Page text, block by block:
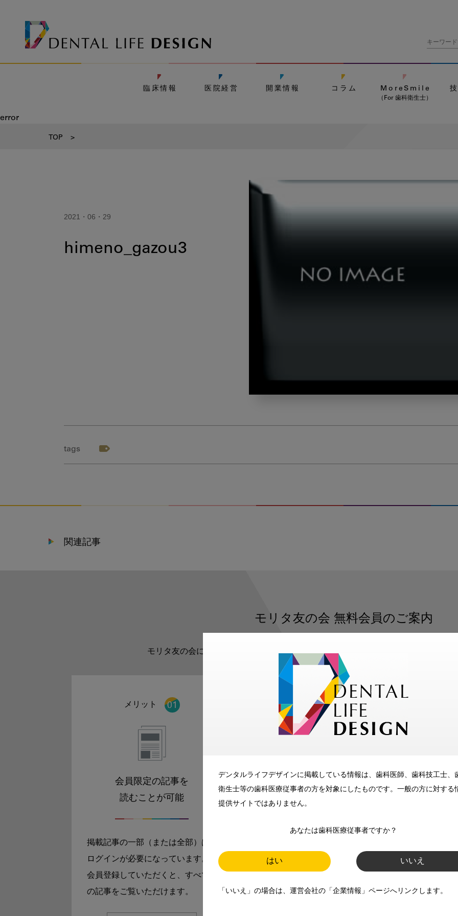
デンタルライフデザインに掲載している情報は、歯科医師、歯科技工士、
衛生士等の歯科医療従事者の方を対象にしたものです。一般の方に対する
提供サイトではありません。
あなたは歯科医療従事者ですか？
はい いいえ
「いいえ」の場合は、運営会社の「企業情報」ページへリンクします。
臨床情報 医院経営 開業情報 コラム MoreSmile
（For 歯科衛生士）
error
TOP >
2021・06・29
himeno_gazou3
tags
関連記事
モリタ友の会 無料会員のご案内
モリタ友の会に登録いただくと、デンタルライフデザインをもっと便利にご利用い
メリット
会員限定の記事を
読むことが可能
掲載記事の一部（または全部）は
ログインが必要になっています。
会員登録していただくと、すべて
の記事をご覧いただけます。
メリット
メールマガジンでお届け
師、歯科衛生士、歯科技工士）に
お届けします。